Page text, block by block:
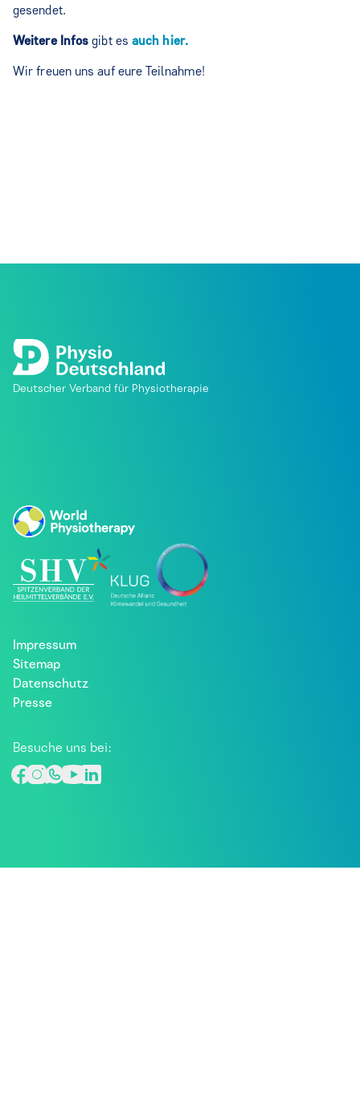
gesendet.
Weitere Infosgibt es auch hier.
Wir freuen uns auf eure Teilnahme!
Deutscher Verband für Physiotherapie
Impressum
Sitemap
Datenschutz
Presse
Besuche uns bei: